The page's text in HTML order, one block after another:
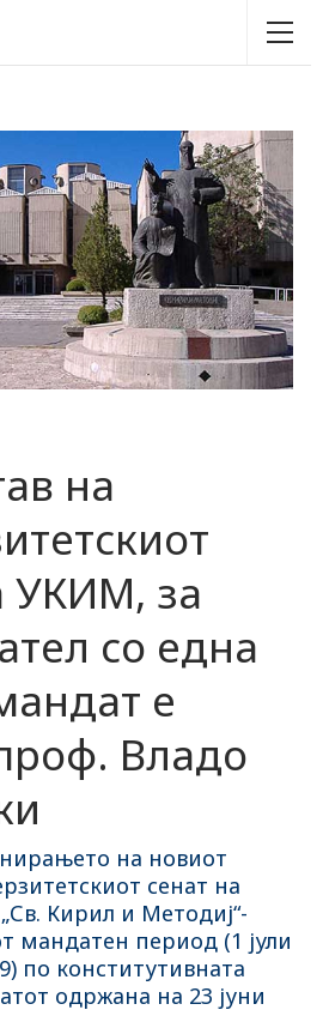
на
УКИМ, за
со една
е
Владо
на новиот
сенат на
Кирил и Методиј“-
мандатен период (1 јули
по конститутивната
одржана на 23 јуни